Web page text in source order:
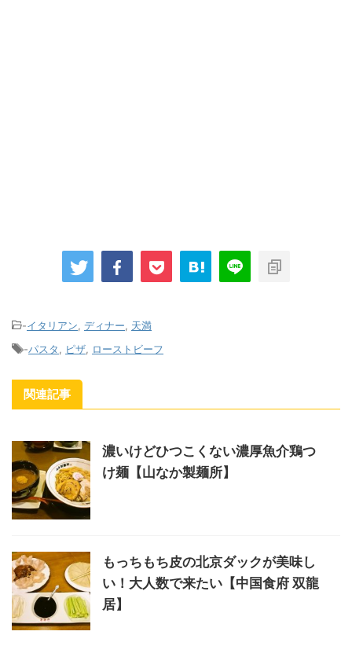
-イタリアン ディナー
天満
-パスタ ピザ ローストビーフ
関連記事
濃いけどひつこくない濃厚魚介鶏つ
け麺【山なか製麺所】
もっちもち皮の北京ダックが美味し
い！大人数で来たい【中国食府 双龍
居】